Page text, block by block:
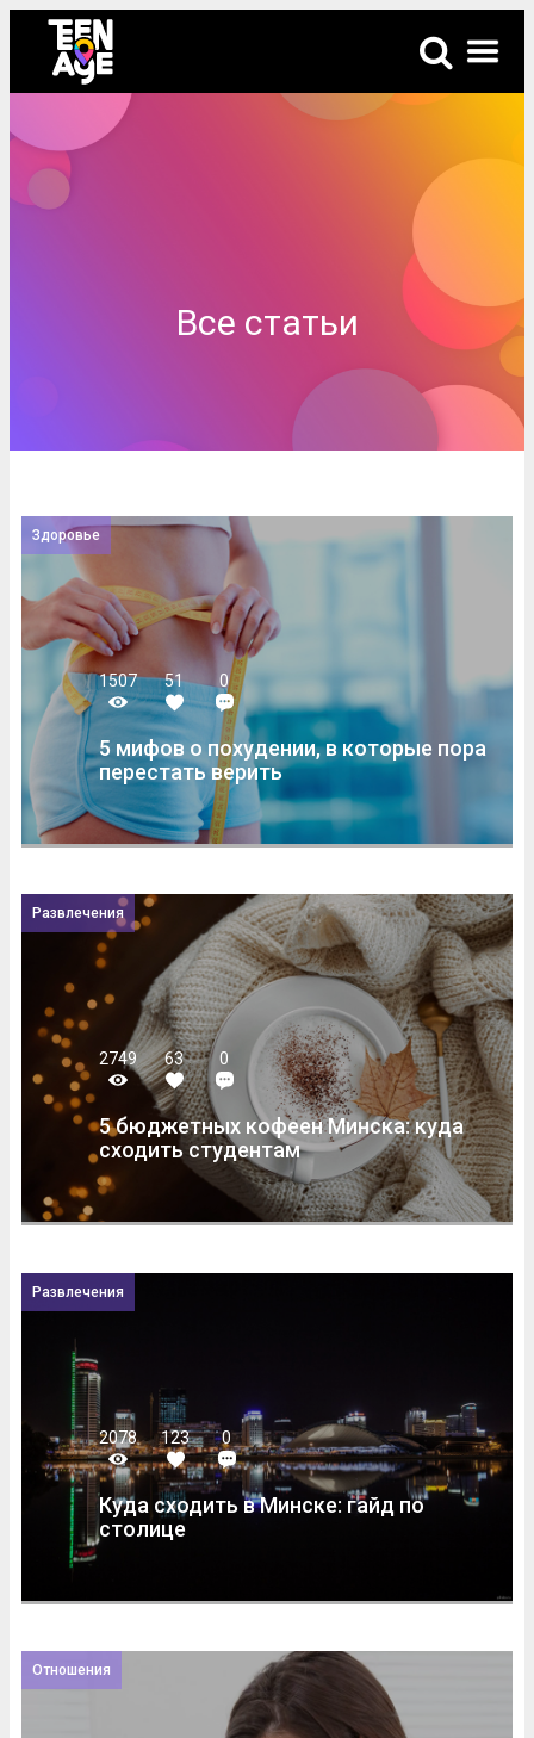
Все статьи
Здоровье
1507 51 0
5 мифов о похудении, в которые пора
перестать верить
Развлечения
2749 63 0
5 бюджетных кофеен Минска: куда
сходить студентам
Развлечения
2078 123 0
Куда сходить в Минске: гайд по
столице
Отношения